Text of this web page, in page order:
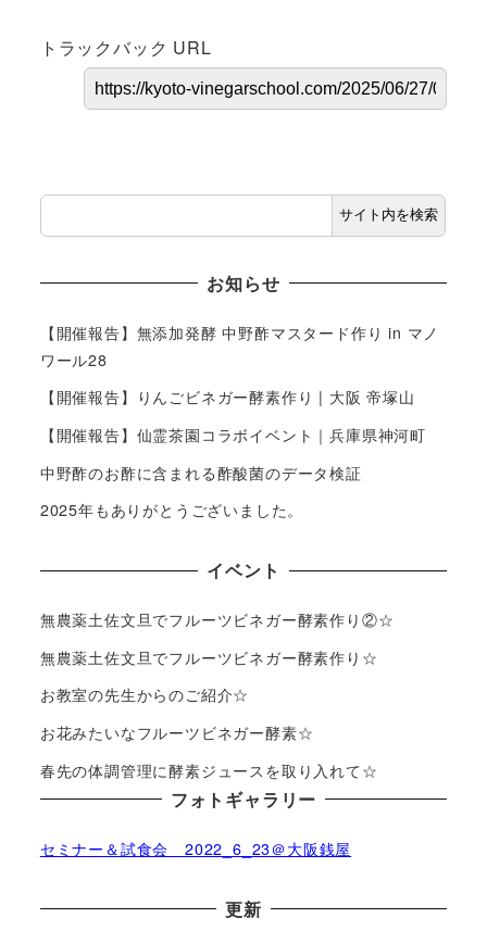
トラックバック URL
サイト内を検索
お知らせ
【開催報告】無添加発酵 中野酢マスタード作り in マノ
ワール28
【開催報告】りんごビネガー酵素作り | 大阪 帝塚山
【開催報告】仙霊茶園コラボイベント｜兵庫県神河町
中野酢のお酢に含まれる酢酸菌のデータ検証
2025年もありがとうございました。
イベント
無農薬土佐文旦でフルーツビネガー酵素作り②☆
無農薬土佐文旦でフルーツビネガー酵素作り☆
お教室の先生からのご紹介☆
お花みたいなフルーツビネガー酵素☆
春先の体調管理に酵素ジュースを取り入れて☆
フォトギャラリー
セミナー＆試食会 2022_6_23＠大阪銭屋
更新